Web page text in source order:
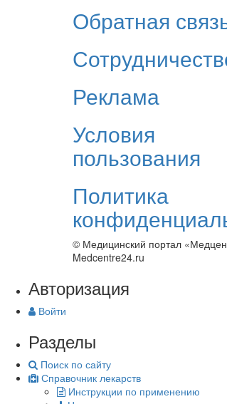
Обратная
Реклама
Условия
пользования
Политика
© Медицинский портал
Medcentre24.ru
Авторизация
Войти
Разделы
Поиск по сайту
Справочник лекарств
Инструкции по применению